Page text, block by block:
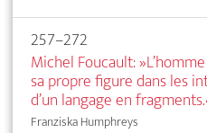
257–272
Michel Foucault:
sa propre figure dans les
d’un langage en
Franziska Humphreys